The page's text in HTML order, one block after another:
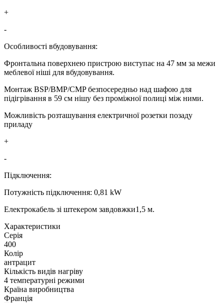
+
-
Особливості вбудовування:
Фронтальна поверхнею пристрою виступає на 47 мм за межи
меблевої ніші для вбудовування.
Монтаж BSP/BMP/CMP безпосередньо над шафою для
підігрівання в 59 см нішу без проміжної полиці між ними.
Можливість розташування електричної розетки позаду
приладу
+
-
Підключення:
Потужність підключення: 0,81 kW
Електрокабель зі штекером завдовжки1,5 м.
Xарактеристики
Серія
400
Колір
антрацит
Кількість видів нагріву
4 температурні режими
Країна виробництва
Франція